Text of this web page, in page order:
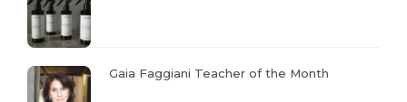
Gaia Faggiani Teacher of the Month